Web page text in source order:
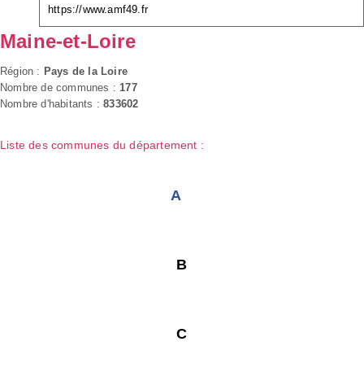
https://www.amf49.fr
Maine-et-Loire
Région : Pays de la Loire
Nombre de communes : 177
Nombre d'habitants :833602
Liste des communes du département :
A
B
C